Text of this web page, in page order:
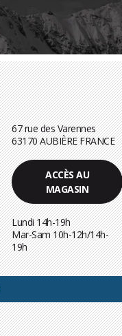
67 rue des Varennes
63170 AUBIÈRE FRANCE
ACCÈS AU
MAGASIN
Lundi 14h-19h
Mar-Sam 10h-12h/14h-
19h